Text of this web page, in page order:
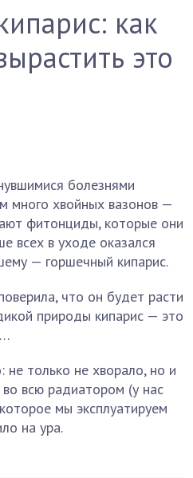
как
это
болезнями
много хвойных вазонов —
фитонциды, которые они
всех в уходе оказался
— горшечный кипарис.
что он будет расти
природы кипарис — это
только не хворало, но и
всю радиатором (у нас
мы эксплуатируем
на ура.